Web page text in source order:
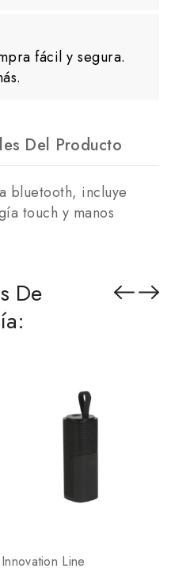
fácil y segura.
Del Producto
bluetooth, incluye
touch y manos
De
Innovation Line